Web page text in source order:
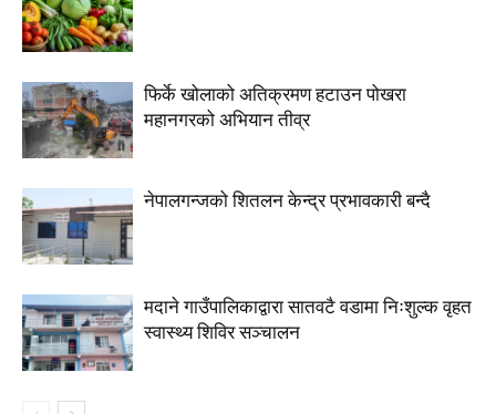
फिर्के खोलाको अतिक्रमण हटाउन पोखरा
महानगरको अभियान तीव्र
नेपालगन्जको शितलन केन्द्र प्रभावकारी बन्दै
मदाने गाउँपालिकाद्वारा सातवटै वडामा निःशुल्क वृहत
स्वास्थ्य शिविर सञ्चालन